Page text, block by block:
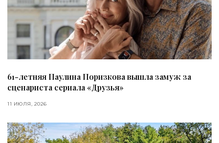
61-летняя Паулина Поризкова вышла замуж за
сценариста сериала «Друзья»
11 ИЮЛЯ, 2026